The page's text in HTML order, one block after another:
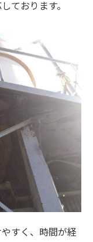
ております。
すく、時間が経